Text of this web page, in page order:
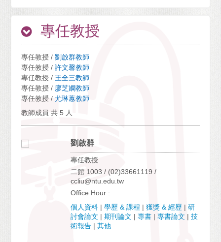
專任教授
專任教授 /劉啟群教師
專任教授 /許文馨教師
專任教授 / 王全三教師
專任教授 / 廖芝嫻教師
專任教授 /尤琳蕙教師
教師成員 共 5 人
劉啟群
專任教授
二館 1003 / (02)33661119 /
ccliu@ntu.edu.tw
Office Hour :
個人資料 |學歷 & 課程 |獲獎 & 經歷 |研
討會論文 |期刊論文 |專書 |專書論文 |技
術報告 |其他